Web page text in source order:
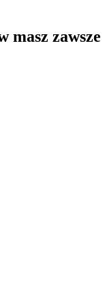
masz zawsze